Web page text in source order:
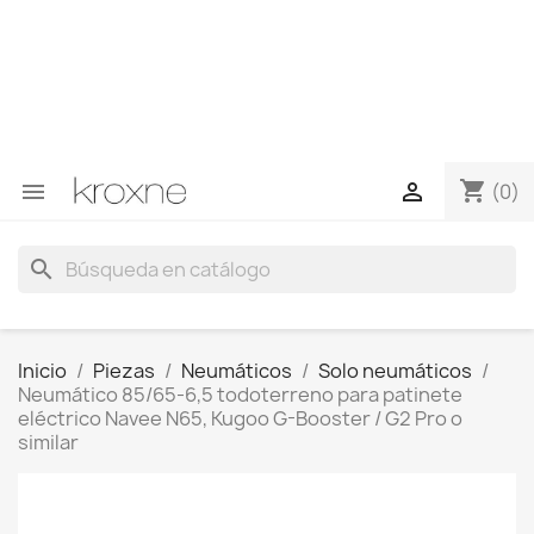
 shopping_cart (0)

search
Inicio Piezas Neumáticos
Solo neumáticos
Neumático 85/65-6,5 todoterreno para patinete
eléctrico Navee N65, Kugoo G-Booster / G2 Pro o
similar